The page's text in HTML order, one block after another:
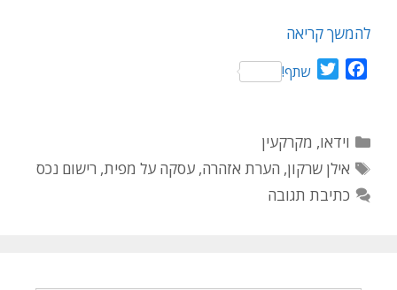
להמשך קריאה
b
o
o
T
t
e
r
שתף!
קטגוריות
וידאו, מקרקעין
תגיות
אילן שרקון, הערת אזהרה,עסקה על מפית, רישום נכס
כתיבת תגובה